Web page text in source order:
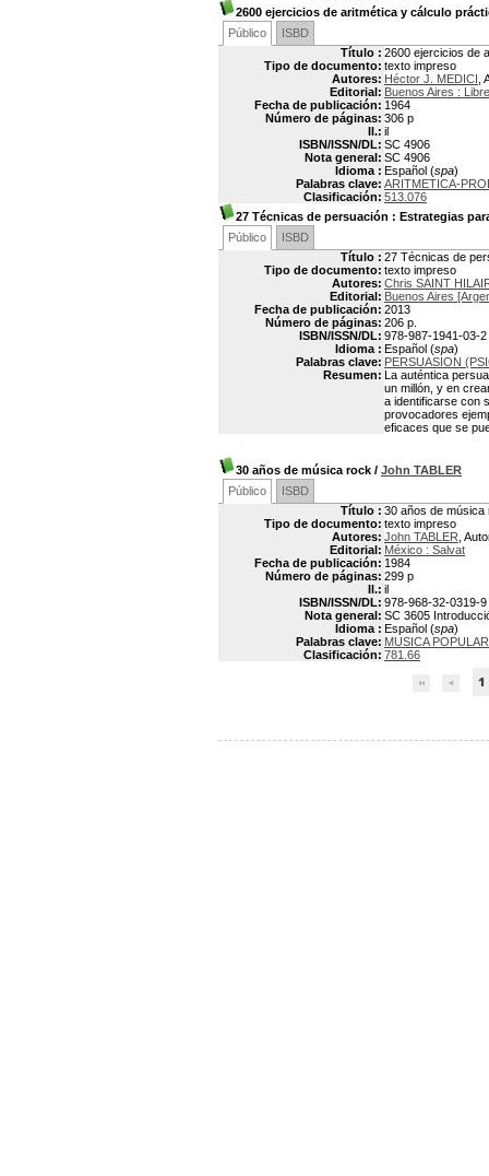
2600 ejercicios de aritmética y cálculo
Público
ISBD
Título : 2600 ejercicios de
Tipo de documento: texto impreso
Autores: Héctor J. MEDICI ,
Editorial: Buenos Aires :
Fecha de publicación: 1964
Número de páginas: 306 p
Il.: il
ISBN/ISSN/DL: SC 4906
Nota general: SC 4906
Idioma : Español (spa)
Palabras clave: ARITMETICA-
Clasificación: 513.076
27 Técnicas de persuación : Estrategias
Público
ISBD
Título : 27 Técnicas de
Tipo de documento: texto impreso
Autores: Chris SAINT
Editorial: Buenos Aires
Fecha de publicación: 2013
Número de páginas: 206 p.
ISBN/ISSN/DL: 978-987-1941-03-2
Idioma : Español (spa)
Palabras clave: PERSUASION
Resumen: La auténtica
un millón, y en
a identificarse con
provocadores
eficaces que se
30 años de música rock / John TABLER
Público
ISBD
Título : 30 años de música
Tipo de documento: texto impreso
Autores: John TABLER ,
Editorial: México : Salvat
Fecha de publicación: 1984
Número de páginas: 299 p
Il.: il
ISBN/ISSN/DL: 978-968-32-0319-9
Nota general: SC 3605
Idioma : Español (spa)
Palabras clave: MUSICA POPULAR
Clasificación: 781.66
1